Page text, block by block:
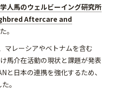
人馬のウェルビーイング研究所
Aftercare and
。
マレーシアやベトナムを含む
馬介在活動の現状と課題が発表
と日本の連携を強化するため、
。